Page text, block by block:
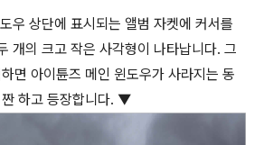
우 상단에 표시되는 앨범 자켓에 커서를
개의 크고 작은 사각형이 나타납니다. 그
면 아이튠즈 메인 윈도우가 사라지는 동
하고 등장합니다. ▼